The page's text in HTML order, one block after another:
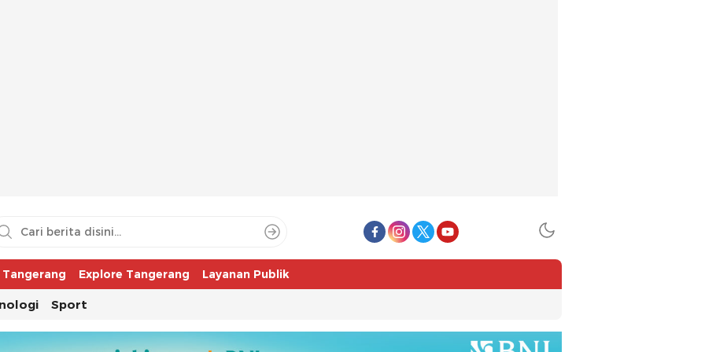
Explore Tangerang Layanan Publik
Sport